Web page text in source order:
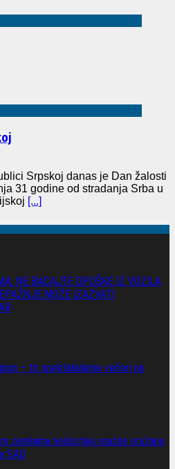
Srpskoj danas je Dan žalosti
31 godine od stradanja Srba u
[...]
NE BACAJTE OPUŠKE IZ VOZILA
MOŽE IZAZVATI
– tri spektakularne večeri na
zemljama nedostaju snažne oružane
SAD.